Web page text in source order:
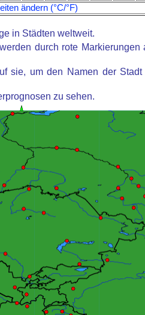
ändern (°C/°F)
in Städten weltweit.
durch rote Markierungen
sie, um den Namen der Stadt
zu sehen.